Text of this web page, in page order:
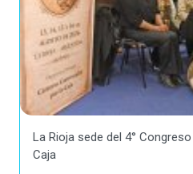
La Rioja sede del 4°
Caja